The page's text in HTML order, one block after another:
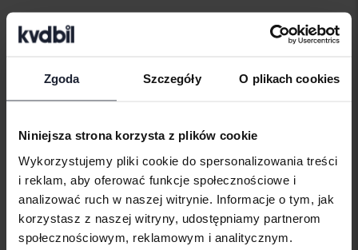
Zgoda Szczegóły O plikach cookies
Niniejsza strona korzysta z plików cookie
Wykorzystujemy pliki cookie do spersonalizowania treści
i reklam, aby oferować funkcje społecznościowe i
analizować ruch w naszej witrynie. Informacje o tym, jak
korzystasz z naszej witryny, udostępniamy partnerom
społecznościowym, reklamowym i analitycznym.
Alfa Romeo
Audi
BYD
Cadillac
Chevrolet
Jaguar
Land Rover
Lexus
Lynk&Co
Peugeot
Saab
SEAT
Skoda